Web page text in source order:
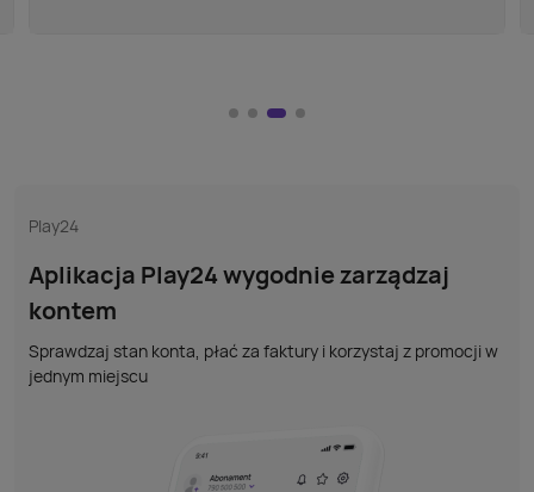
Play24
Aplikacja Play24 wygodnie zarządzaj
kontem
Sprawdzaj stan konta, płać za faktury i korzystaj z promocji w
jednym miejscu